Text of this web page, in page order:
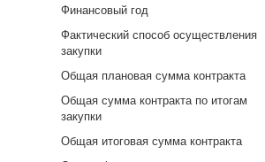
Финансовый год
Фактический способ осуществления
закупки
Общая плановая сумма контракта
Общая сумма контракта по итогам
закупки
Общая итоговая сумма контракта